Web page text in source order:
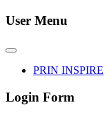
User Menu
PRIN INSPIRE
Login Form